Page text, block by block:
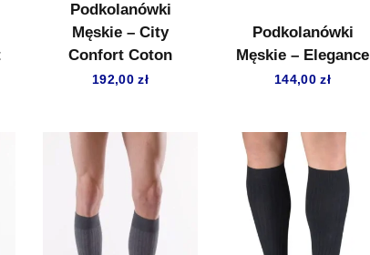
Podkolanówki
Męskie – City
Confort Coton
192,00zł
Podkolanówki
Męskie – Elegance
144,00zł